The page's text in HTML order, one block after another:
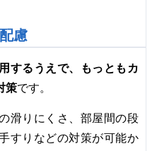
慮
するうえで、もっともカ
策です。
滑りにくさ、部屋間の段
すりなどの対策が可能か